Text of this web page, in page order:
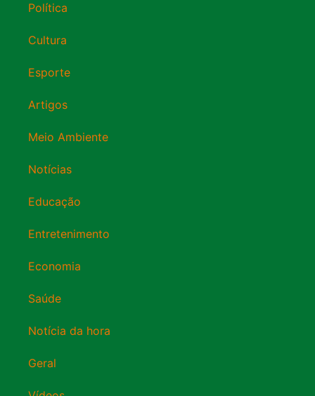
Política
Cultura
Esporte
Artigos
Meio Ambiente
Notícias
Educação
Entretenimento
Economia
Saúde
Notícia da hora
Geral